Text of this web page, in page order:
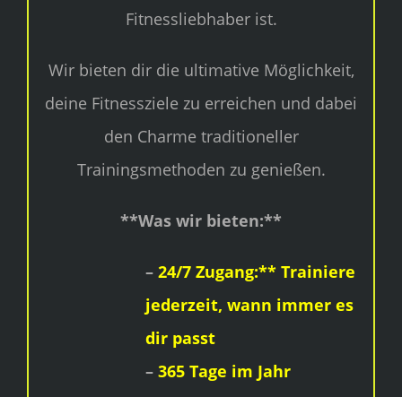
Fitnessliebhaber ist.
Wir bieten dir die ultimative Möglichkeit,
deine Fitnessziele zu erreichen und dabei
den Charme traditioneller
Trainingsmethoden zu genießen.
**Was wir bieten:**
– 24/7 Zugang:** Trainiere
jederzeit, wann immer es
dir passt
– 365 Tage im Jahr